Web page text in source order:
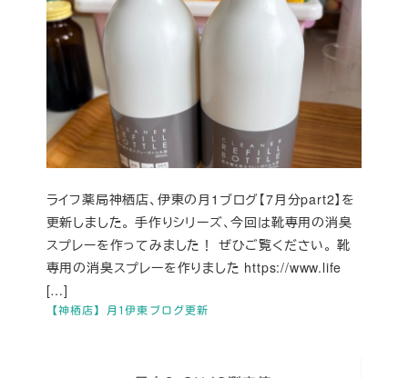
【神栖店】月1伊東ブログ更新
ライフ薬局神栖店、伊東の月1ブログ【7月分part2】を
更新しました。 手作りシリーズ、今回は靴専用の消臭
スプレーを作ってみました！ ぜひご覧ください。 靴
専用の消臭スプレーを作りました https://www.life
[…]